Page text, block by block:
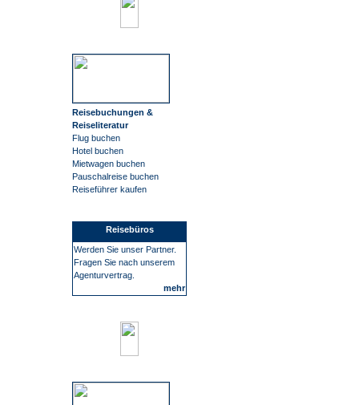
Reisebuchungen &
Reiseliteratur
Flug buchen
Hotel buchen
Mietwagen buchen
Pauschalreise buchen
Reiseführer kaufen
Reisebüros
Werden Sie unser Partner.
Fragen Sie nach unserem
Agenturvertrag.
mehr